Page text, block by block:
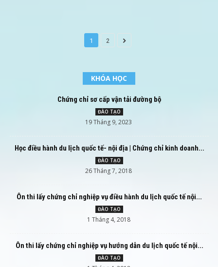
1 2
KHÓA HỌC
Chứng chỉ sơ cấp vận tải đường bộ
ĐÀO TẠO
19 Tháng 9, 2023
Học điều hành du lịch quốc tế- nội địa | Chứng chỉ kinh doanh...
ĐÀO TẠO
26 Tháng 7, 2018
Ôn thi lấy chứng chỉ nghiệp vụ điều hành du lịch quốc tế nội...
ĐÀO TẠO
1 Tháng 4, 2018
Ôn thi lấy chứng chỉ nghiệp vụ hướng dẫn du lịch quốc tế nội...
ĐÀO TẠO